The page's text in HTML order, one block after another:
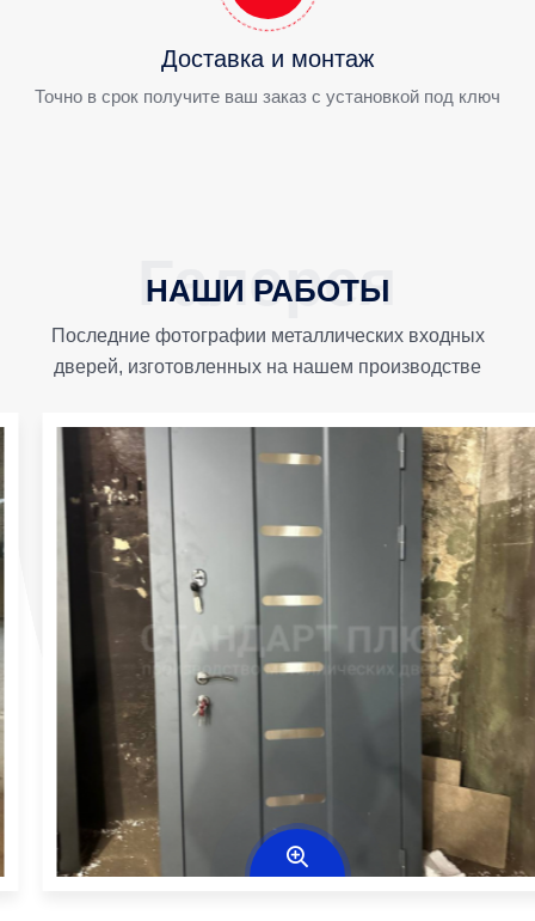
Доставка и монтаж
Точно в срок получите ваш заказ с установкой под ключ
НАШИ РАБОТЫ
Последние фотографии металлических входных
дверей, изготовленных на нашем производстве